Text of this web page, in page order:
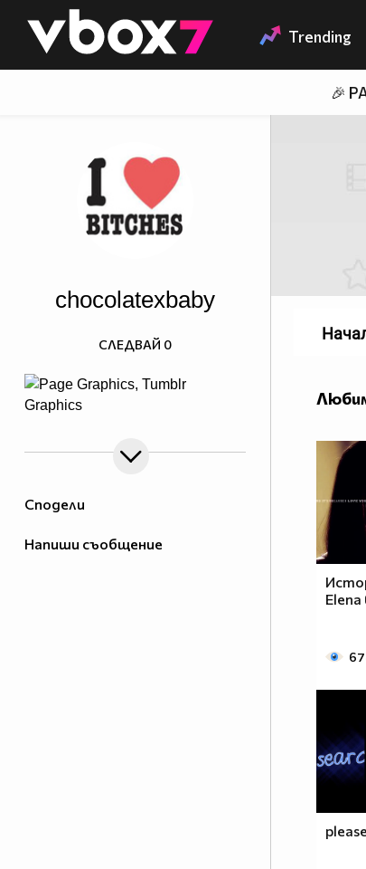
👾 Trending
🎉
Сподели
Напиши съобщение
chocolatexbaby
СЛЕДВАЙ 0